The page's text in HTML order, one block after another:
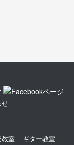
せ
教室 ギター教室